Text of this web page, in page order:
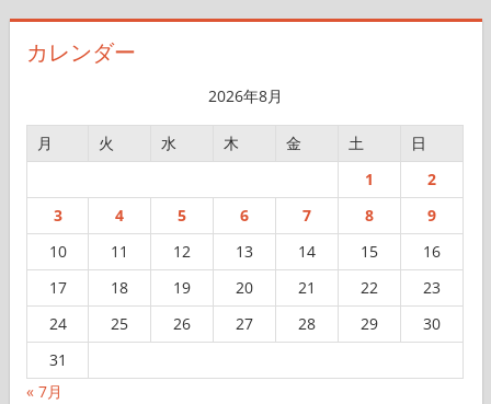
イ
カレンダー
2026年8月
月 火 水 木 金 土
日
1
2
3
4 5 6 7 8
9
10
11 12 13 14 15
16
17
18 19 20 21 22
23
24
25 26 27 28 29
30
31
« 7月